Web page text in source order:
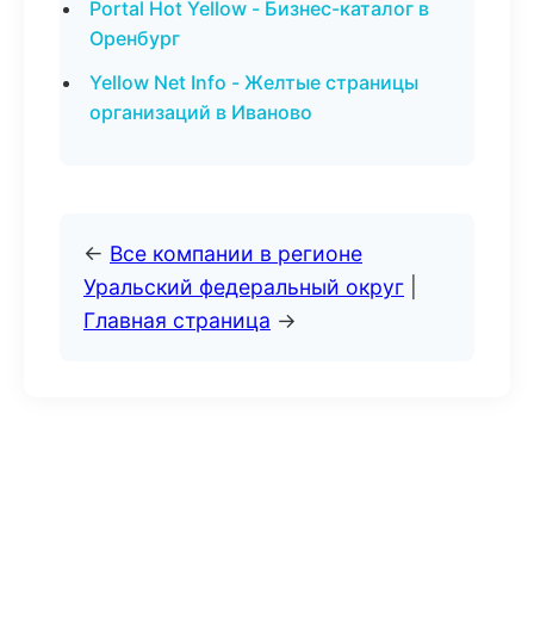
Portal Hot Yellow - Бизнес-каталог в
Оренбург
Yellow Net Info - Желтые страницы
организаций в Иваново
← Все компании в регионе
Уральский федеральный округ
Главная страница →